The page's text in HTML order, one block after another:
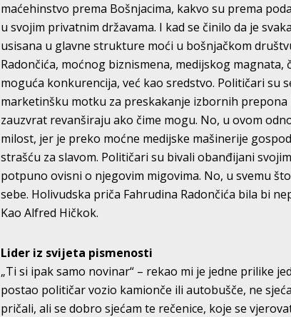
maćehinstvo prema Bošnjacima, kakvo su prema
u svojim privatnim državama. I kad se činilo da je
usisana u glavne strukture moći u bošnjačkom
Radončića, moćnog biznismena, medijskog
moguća konkurencija, već kao sredstvo. Političari su
marketinšku motku za preskakanje izbornih prepona
zauzvrat revanširaju ako čime mogu. No, u ovom
milost, jer je preko moćne medijske mašinerije
strašću za slavom. Političari su bivali obanđijani
potpuno ovisni o njegovim migovima. No, u svemu
sebe. Holivudska priča Fahrudina Radončića bila bi
Kao Alfred Hičkok.
Lider iz svijeta pismenosti
„Ti si ipak samo novinar“ – rekao mi je jedne prilike
postao političar vozio kamionče ili autobušče, ne
pričali, ali se dobro sjećam te rečenice, koje se